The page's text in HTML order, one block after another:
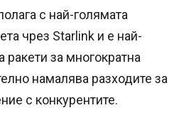
с най-голямата
чрез Starlink и е най-
ракети за многократна
намалява разходите за
с конкурентите.